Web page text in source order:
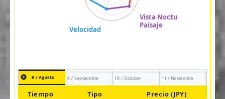
8 / Agosto 9 / Septiembre 10 / Octubre 11 / Noviembre
Tiempo Tipo Precio (JPY)